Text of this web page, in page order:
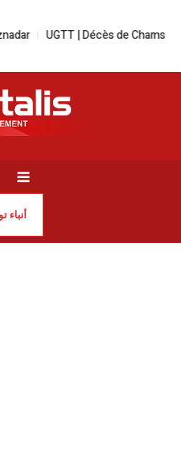
UGTT | Décès de Chamseddine
أنباء